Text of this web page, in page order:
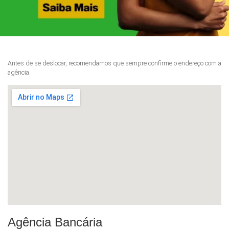
Antes de se deslocar, recomendamos que sempre confirme o endereço com a
agência.
Agência Bancária